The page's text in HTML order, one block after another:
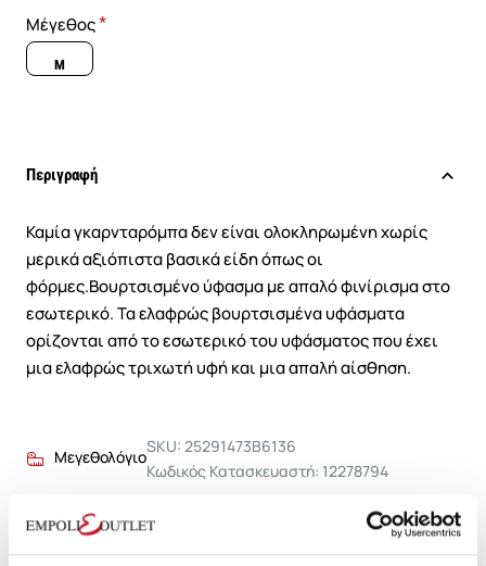
Μέγεθος
M
Περιγραφή
Καμία γκαρνταρόμπα δεν είναι ολοκληρωμένη χωρίς
μερικά αξιόπιστα βασικά είδη όπως οι
φόρμες.Βουρτσισμένο ύφασμα με απαλό φινίρισμα στο
εσωτερικό. Τα ελαφρώς βουρτσισμένα υφάσματα
ορίζονται από το εσωτερικό του υφάσματος που έχει
μια ελαφρώς τριχωτή υφή και μια απαλή αίσθηση.
Μεγεθολόγιο
SKU: 25291473B6136
Κωδικός Κατασκευαστή: 12278794